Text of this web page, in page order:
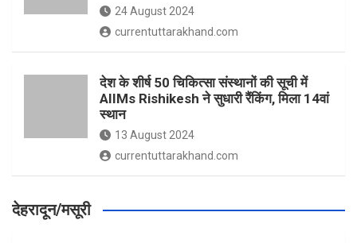
24 August 2024
currentuttarakhand.com
देश के शीर्ष 50 चिकित्सा संस्थानों की सूची में
AIIMs Rishikesh ने सुधारी रैंकिंग, मिला 14वां
स्थान
13 August 2024
currentuttarakhand.com
देहरादून/मसूरी